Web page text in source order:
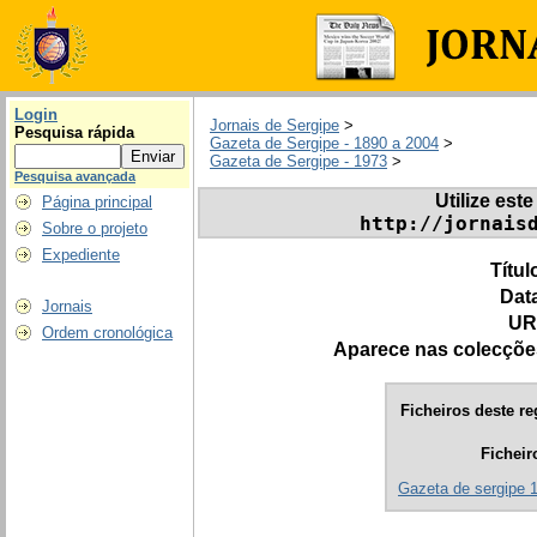
Login
Pesquisa rápida
Pesquisa avançada
Página principal
Sobre o projeto
Expediente
Jornais
Ordem cronológica
Jornais de Sergipe >
Gazeta de Sergipe - 1890 a 2004 >
Gazeta de Sergipe - 1973 >
Utilize
http://
Aparece nas
Ficheiros deste
Gazeta de sergipe